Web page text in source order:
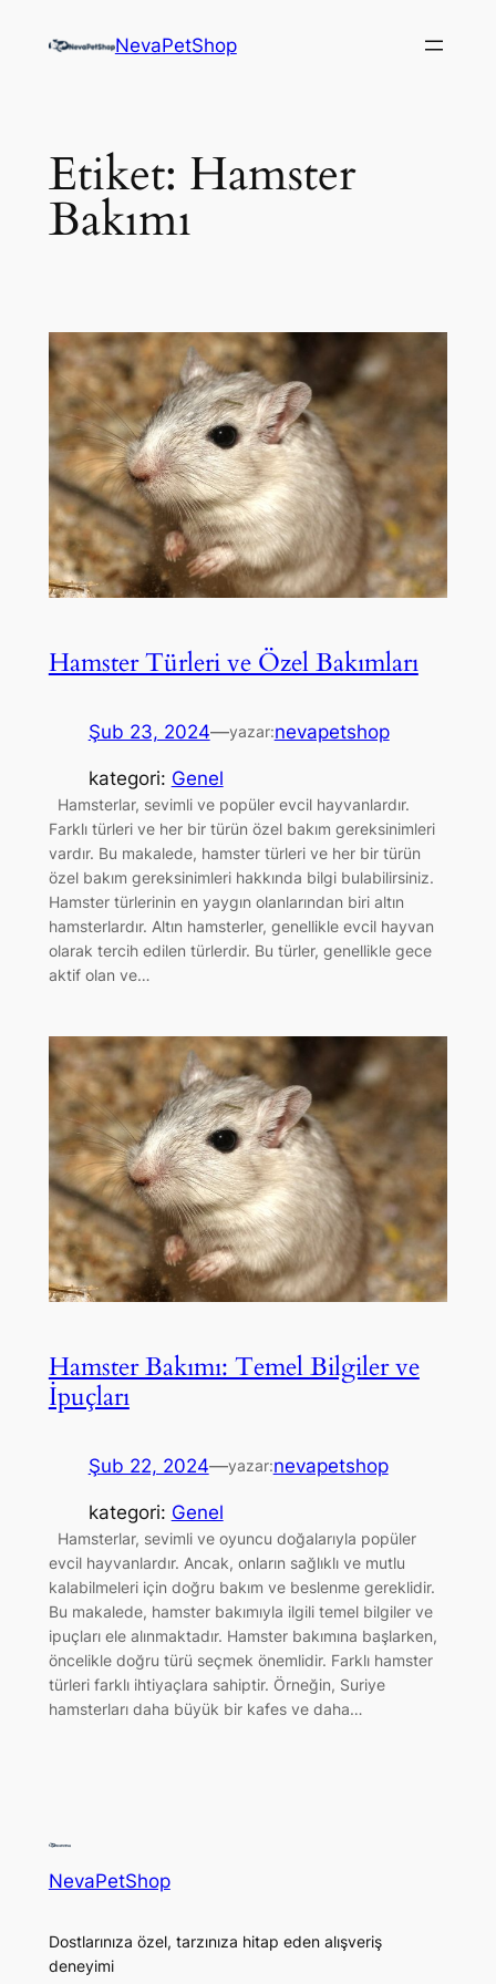
NevaPetShop
Etiket: Hamster
Bakımı
Hamster Türleri ve Özel Bakımları
Şub 23, 2024—yazar:nevapetshop
kategori: Genel
Hamsterlar, sevimli ve popüler evcil hayvanlardır.
Farklı türleri ve her bir türün özel bakım gereksinimleri
vardır. Bu makalede, hamster türleri ve her bir türün
özel bakım gereksinimleri hakkında bilgi bulabilirsiniz.
Hamster türlerinin en yaygın olanlarından biri altın
hamsterlardır. Altın hamsterler, genellikle evcil hayvan
olarak tercih edilen türlerdir. Bu türler, genellikle gece
aktif olan ve…
Hamster Bakımı: Temel Bilgiler ve
İpuçları
Şub 22, 2024—yazar:nevapetshop
kategori: Genel
Hamsterlar, sevimli ve oyuncu doğalarıyla popüler
evcil hayvanlardır. Ancak, onların sağlıklı ve mutlu
kalabilmeleri için doğru bakım ve beslenme gereklidir.
Bu makalede, hamster bakımıyla ilgili temel bilgiler ve
ipuçları ele alınmaktadır. Hamster bakımına başlarken,
öncelikle doğru türü seçmek önemlidir. Farklı hamster
türleri farklı ihtiyaçlara sahiptir. Örneğin, Suriye
hamsterları daha büyük bir kafes ve daha…
NevaPetShop
Dostlarınıza özel, tarzınıza hitap eden alışveriş
deneyimi